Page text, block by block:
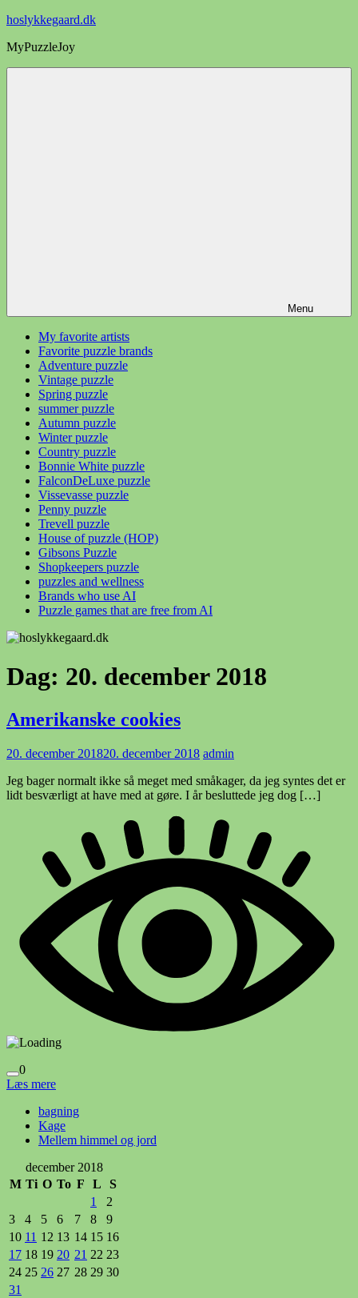
Videre
indhold
hoslykkegaard.dk
MyPuzzleJoy
Menu
My favorite artists
Favorite puzzle brands
Adventure puzzle
Vintage puzzle
Spring puzzle
summer puzzle
Autumn puzzle
Winter puzzle
Country puzzle
Bonnie White puzzle
FalconDeLuxe puzzle
Vissevasse puzzle
Penny puzzle
Trevell puzzle
House of puzzle (HOP)
Gibsons Puzzle
Shopkeepers puzzle
puzzles and wellness
Brands who use AI
Puzzle games that are free from AI
Dag: 20. december 2018
Amerikanske cookies
20. december 201820. december 2018 admin
Jeg bager normalt ikke så meget med småkager, da jeg syntes det er
lidt besværligt at have med at gøre. I år besluttede jeg dog […]
0
Læs mere
bagning
Kage
Mellem himmel og jord
december 2018
M Ti O To F L
S
1
2
3
4 5 6 7 8
9
10 11 12 13 14 15 16
17 18 19 20 21 22 23
24 25 26 27 28 29 30
31